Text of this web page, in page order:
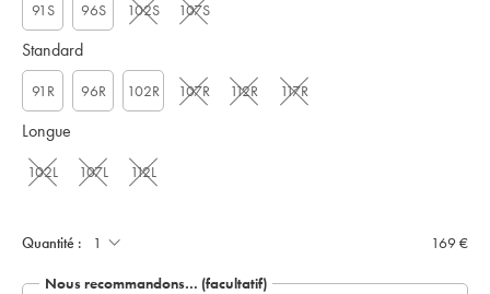
91S 96S 102S 107S
Standard
91R 96R 102R 107R 112R 117R
Longue
102L 107L 112L
Quantité : 169 €
Nous recommandons… (facultatif)